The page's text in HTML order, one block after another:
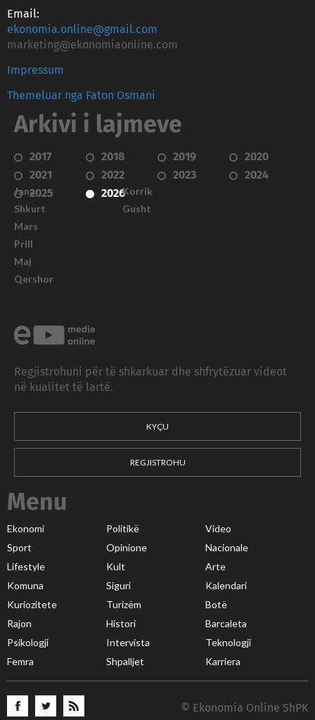
Email:
ekonomia.online@gmail.com
marketing@ekonomiaonline.com
Impressum
Themeluar nga Faton Osmani
Arkivi i lajmeve
2017 2018 2019
2020
2021
2022 2023
2024
2025
2026
Janar
Shkurt
Mars
Prill
Maj
Qershor
Korrik
Gusht
Regjistrohuni për të shkarkuar dhe shfrytëzuar videot
në kualitet të lartë.
KYÇU
REGJISTROHU
Menu
Ekonomi Politikë
Video
Sport
Opinione
Nacionale
Lifestyle
Kult
Arte
Komuna
Siguri
Kalendari
Kuriozitete
Turizëm
Botë
Rajon
Histori
Barcaleta
Psikologji
Intervista
Teknologji
Femra
Shpalljet Karriera
© Ekonomia Online ShPK